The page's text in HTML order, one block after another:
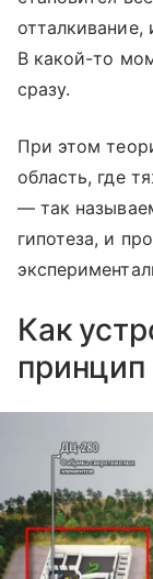
В какой-то
сразу.
При этом
область, где
— так
гипотеза, и
Как
принцип